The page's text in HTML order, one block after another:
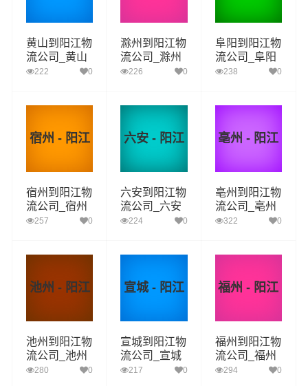
黄山到阳江物
流公司_黄山
到阳江货运_
222 0
滁州到阳江物
流公司_滁州
到阳江货运_
226 0
阜阳到阳江物
流公司_阜阳
到阳江货运_
238 0
宿州 - 阳江
宿州到阳江物
流公司_宿州
到阳江货运_
257 0
六安 - 阳江
六安到阳江物
流公司_六安
到阳江货运_
224 0
亳州 - 阳江
亳州到阳江物
流公司_亳州
到阳江货运_
322 0
池州 - 阳江
池州到阳江物
流公司_池州
到阳江货运_
280 0
宣城 - 阳江
宣城到阳江物
流公司_宣城
到阳江货运_
217 0
福州 - 阳江
福州到阳江物
流公司_福州
到阳江货运_
294 0